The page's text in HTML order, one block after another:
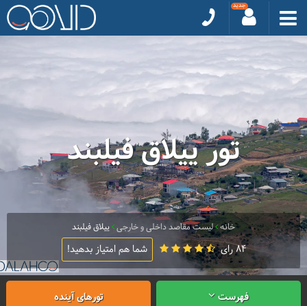
تور ییلاق فیلبند
خانه لیست مقاصد داخلی و خارجی ییلاق فیلبند
84 رای شما هم امتیاز بدهید!
فهرست تورهای آینده